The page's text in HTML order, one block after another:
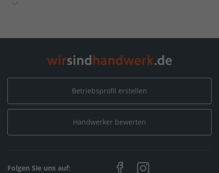
Sonnenenergie clever nutzen – mit dem Energiemanager von
Betriebsprofil erstellen
Handwerker bewerten
Folgen Sie uns auf: